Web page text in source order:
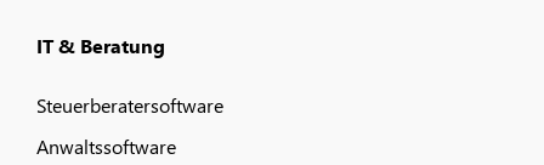
IT & Beratung
Steuerberatersoftware
Anwaltssoftware